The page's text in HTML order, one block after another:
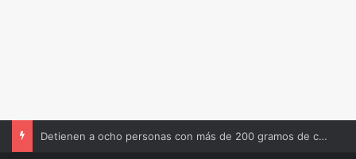
Detienen a ocho personas con más de 200 gramos de cristal en Ciudad Juárez